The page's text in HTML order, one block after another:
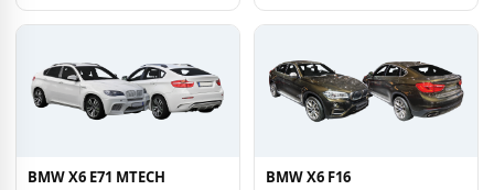
BMW X6 E71 MTECH BMW X6 F16